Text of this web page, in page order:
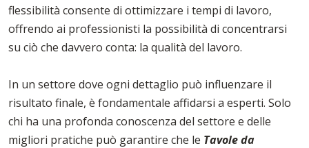
flessibilità consente di ottimizzare i tempi di lavoro,
offrendo ai professionisti la possibilità di concentrarsi
su ciò che davvero conta: la qualità del lavoro.
In un settore dove ogni dettaglio può influenzare il
risultato finale, è fondamentale affidarsi a esperti. Solo
chi ha una profonda conoscenza del settore e delle
migliori pratiche può garantire che le Tavole da